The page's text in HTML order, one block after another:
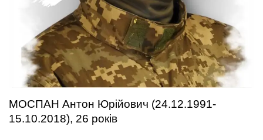
МОСПАН Антон Юрійович (24.12.1991-
15.10.2018), 26 років